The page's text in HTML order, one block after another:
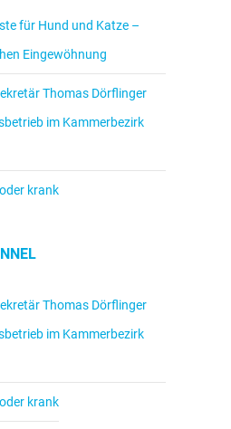
für Hund und Katze –
Eingewöhnung
Thomas Dörflinger
im Kammerbezirk
krank
Thomas Dörflinger
im Kammerbezirk
krank